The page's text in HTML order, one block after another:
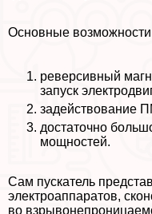
Основные
реверсивный
запуск
задействование
достаточно
мощностей.
Сам пускатель
электроаппаратов,
во